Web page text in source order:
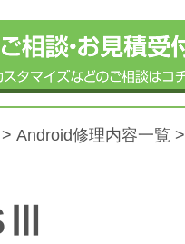
Android修理内容一覧 >